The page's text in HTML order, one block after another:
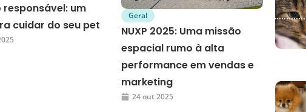
um
cuidar do seu pet
Geral
NUXP 2025: Uma missão
espacial rumo à alta
performance em vendas e
marketing
24 out 2025